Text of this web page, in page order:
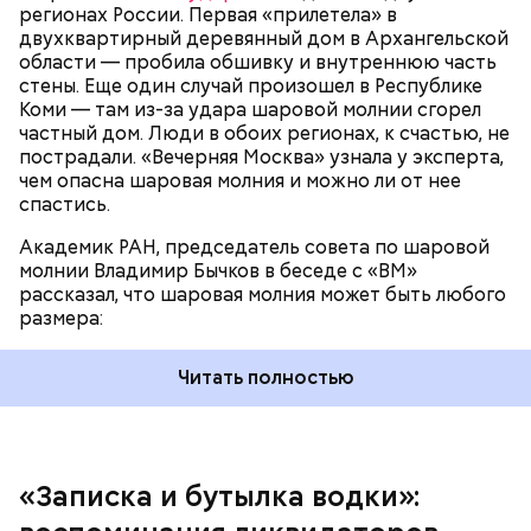
регионах России. Первая «прилетела» в
двухквартирный деревянный дом в Архангельской
области — пробила обшивку и внутреннюю часть
стены. Еще один случай произошел в Республике
Коми — там из-за удара шаровой молнии сгорел
частный дом. Люди в обоих регионах, к счастью, не
пострадали. «Вечерняя Москва» узнала у эксперта,
чем опасна шаровая молния и можно ли от нее
спастись.
Академик РАН, председатель совета по шаровой
молнии Владимир Бычков в беседе с «ВМ»
рассказал, что шаровая молния может быть любого
размера:
Читать полностью
«Записка и бутылка водки»:
транспорт. Привезли в полк. Построились. Сказали,
что произошло. Создали мобильный отряд. Через
По его словам, солдаты не знали о масштабах
трагедии. Подобных аварий раньше не случалось.
Поэтому он не испытывал страха.
За свою земную жизнь он совершил множество
добрых дел во славу Божию.